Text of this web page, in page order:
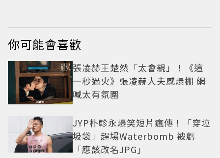
你可能會喜歡
張凌赫王楚然「太會親」！《這
一秒過火》張凌赫人夫感爆棚 網
喊太有氛圍
JYP朴軫永爆笑短片瘋傳！「穿垃
圾袋」趕場Waterbomb 被虧
「應該改名JPG」